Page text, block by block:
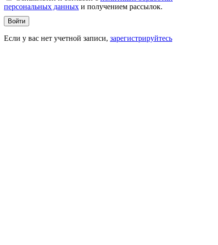
персональных данных и получением рассылок.
Войти
Если у вас нет учетной записи, зарегистрируйтесь